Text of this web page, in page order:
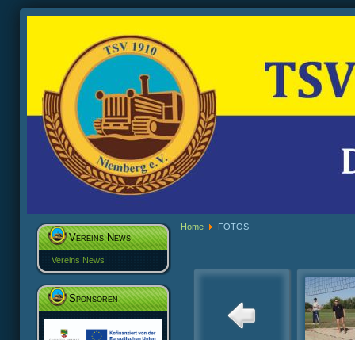
Vereins News
Vereins News
Sponsoren
Home FOTOS